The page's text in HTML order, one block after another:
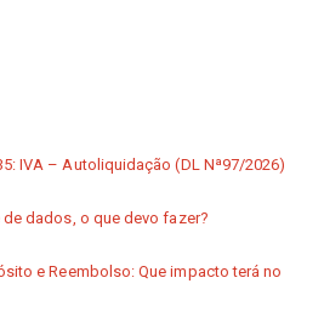
IVA – Autoliquidação (DL Nª97/2026)
dados, o que devo fazer?
e Reembolso: Que impacto terá no